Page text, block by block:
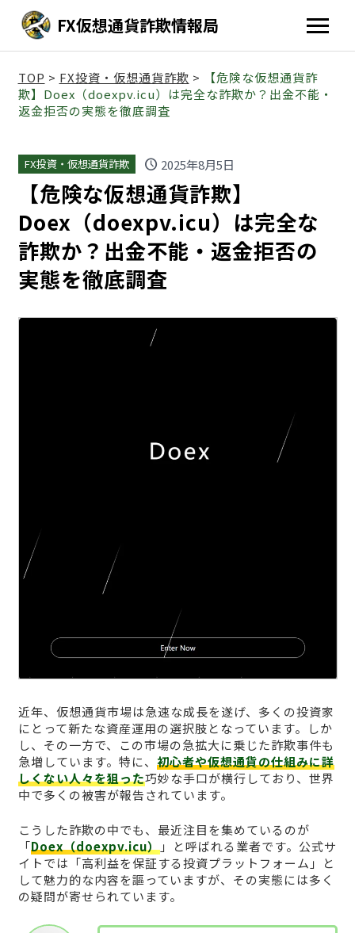
FX仮想通貨詐欺情報局
TOP > FX投資・仮想通貨詐欺 >
【危険な仮想通貨詐
欺】Doex（doexpv.icu）は完全な詐欺か？出金不能・
返金拒否の実態を徹底調査
FX投資・仮想通貨詐欺 schedule 2025年8月5日
【危険な仮想通貨詐欺】
Doex（doexpv.icu）は完全な
詐欺か？出金不能・返金拒否の
実態を徹底調査
近年、仮想通貨市場は急速な成長を遂げ、多くの投資家
にとって新たな資産運用の選択肢となっています。しか
し、その一方で、この市場の急拡大に乗じた詐欺事件も
急増しています。特に、 初心者や仮想通貨の仕組みに詳
しくない人々を狙った巧妙な手口が横行しており、世界
中で多くの被害が報告されています。
こうした詐欺の中でも、最近注目を集めているのが
「Doex（doexpv.icu）」と呼ばれる業者です。公式サ
イトでは「高利益を保証する投資プラットフォーム」と
して魅力的な内容を謳っていますが、その実態には多く
の疑問が寄せられています。